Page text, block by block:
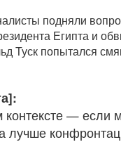
подняли
Египта и
Туск попытался
контексте — если
лучше